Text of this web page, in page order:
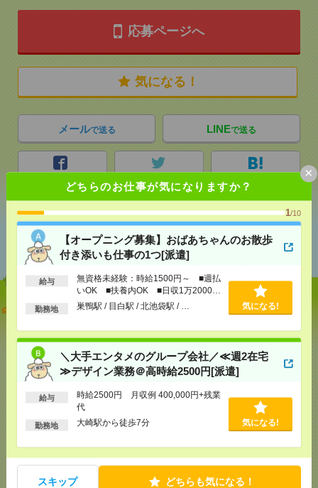
どちらのお仕事が気になりますか？
1/10
【オープニング募集】おばあちゃんのお散歩
付き添いも仕事の1つ[派遣]
給与
無資格未経験：時給1500円～ ■週払
いOK ■扶養内OK ■日収1万2000円
以上
勤務地 巣鴨駅 / 目白駅 / 北池袋駅 / … 気になる!
＼大手エンタメのグループ会社／≪週2在宅
≫デザイン業務＠高時給2500円[派遣]
給与
時給2500円 月収例 400,000円+残業
代
勤務地 大崎駅から徒歩7分 気になる!
スキップ どちらも気になる！
×
応募ページへ
気になる！
メールで送る LINEで送る
あなたの閲覧履歴からの
おすすめ
【オープニング募集】おばあちゃんのお散歩付き添
[給 与]
無資格未経験：時給1500円～ ■週払い
OK ■扶養内OK ■日収1万2000円以上
[交通費] 交通費全額支給
巣鴨駅 / 目白駅 /北池袋駅/ …
＼大手エンタメのグループ会社／≪週2在宅≫デザイ
時給2500円 月収例 400,000円+残業代
[交通費]全額支給